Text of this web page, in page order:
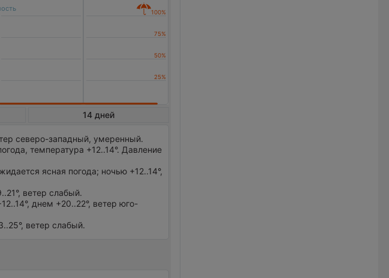
14 дней
северо-западный, умеренный.
температура +12..14°. Давление
ясная погода; ночью +12..14°,
ветер слабый.
днем +20..22°, ветер юго-
ветер слабый.